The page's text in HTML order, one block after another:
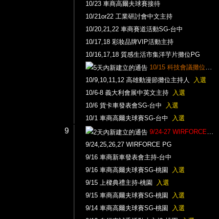
10/23 車商高爾夫球賽接待
10/21or22 工業研討會中文主持
10/20,21,22 車商賽道活動SG-台中
10/17,18 彩妝品牌VIP活動主持
10/16,17,18 質感生活市集洋芋片攤位PG
10/15 科技會議攤位PG兼主持
10/9,10,11,12 高雄動漫節攤位主持人
入選
10/6-8 義大利會展中英文主持
入選
10/6 貨卡車發表會SG-台中
入選
10/1 車商高爾夫球賽SG-台中
入選
9
9/24-27 WIRFORCE攤位主持
9/24,25,26,27 WIRFORCE PG
9/16 車商新車發表會主持-台中
9/16 車商高爾夫球賽SG-桃園
入選
9/15 上樑典禮主持-桃園
入選
9/15 車商高爾夫球賽SG-桃園
入選
9/14 車商高爾夫球賽SG-桃園
入選